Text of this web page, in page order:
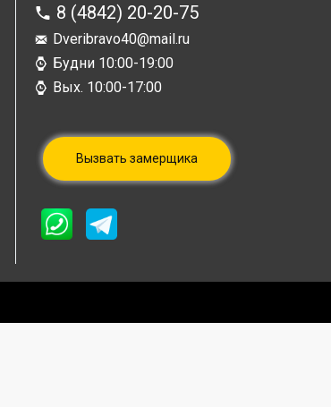
8 (4842) 20-20-75
Dveribravo40@mail.ru
Будни 10:00-19:00
Вых. 10:00-17:00
Вызвать замерщика